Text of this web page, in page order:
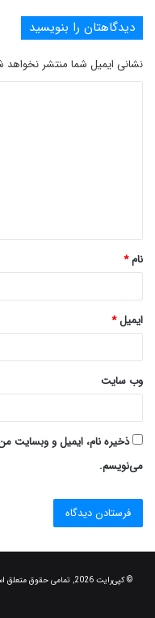
دیدگاهتان را بنویسید
نشانی ایمیل شما منتشر نخواهد
*
نام*
ایمیل*
وب‌ سایت
ذخیره نام، ایمیل و وبسایت
می‌نویسم.
© کپی‌رایت 2026, تمامی